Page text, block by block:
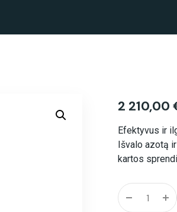
2 210,00
Efektyvus ir
Išvalo azotą
kartos
Alternative: